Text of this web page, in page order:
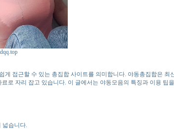
접근할 수 있는 총집합 사이트를 의미합니다. 야동총집합은 최
로 자리 잡고 있습니다. 이 글에서는 야동모음의 특징과 이용 팁을
넓습니다.